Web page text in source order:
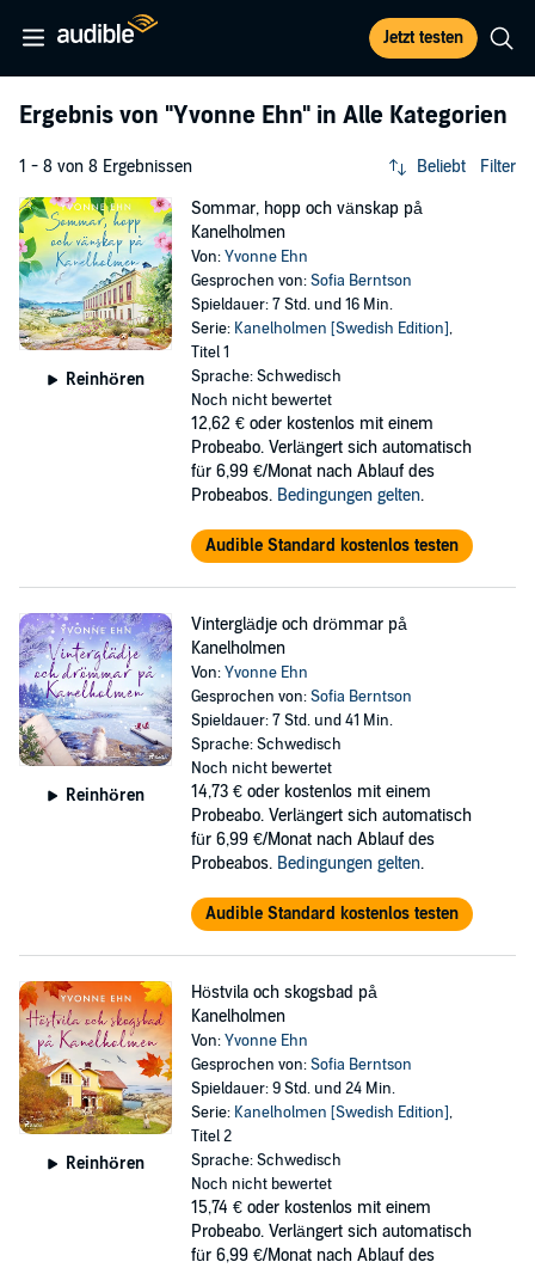
Jetzt testen
Ergebnis von "Yvonne Ehn" in Alle Kategorien
1 - 8 von 8 Ergebnissen Beliebt Filter
Reinhören
Sommar, hopp och vänskap på
Kanelholmen
Von:Yvonne Ehn
Gesprochen von:Sofia Berntson
Spieldauer: 7 Std. und 16 Min.
Serie: Kanelholmen [Swedish Edition],
Titel 1
Sprache: Schwedisch
Noch nicht bewertet
12,62 € oder kostenlos mit einem
Probeabo. Verlängert sich automatisch
für 6,99 €/Monat nach Ablauf des
Probeabos. Bedingungen gelten.
Audible Standard kostenlos testen
Reinhören
Vinterglädje och drömmar på
Kanelholmen
Von:Yvonne Ehn
Gesprochen von:Sofia Berntson
Spieldauer: 7 Std. und 41 Min.
Sprache: Schwedisch
Noch nicht bewertet
14,73 € oder kostenlos mit einem
Probeabo. Verlängert sich automatisch
für 6,99 €/Monat nach Ablauf des
Probeabos. Bedingungen gelten.
Audible Standard kostenlos testen
Reinhören
Höstvila och skogsbad på
Kanelholmen
Von:Yvonne Ehn
Gesprochen von:Sofia Berntson
Spieldauer: 9 Std. und 24 Min.
Serie: Kanelholmen [Swedish Edition],
Titel 2
Sprache: Schwedisch
Noch nicht bewertet
15,74 € oder kostenlos mit einem
Probeabo. Verlängert sich automatisch
für 6,99 €/Monat nach Ablauf des